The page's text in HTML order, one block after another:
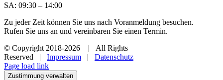
SA: 09:30 – 14:00
Zu jeder Zeit können Sie uns nach Voranmeldung besuchen.
Rufen Sie uns an und vereinbaren Sie einen Termin.
© Copyright 2018-2026 | All Rights
Reserved | Impressum | Datenschutz
Page load link
Zustimmung verwalten